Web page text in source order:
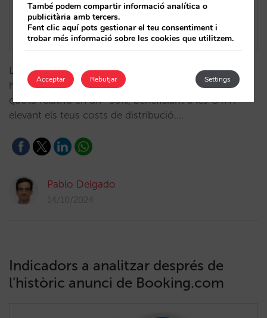
La DMA redueix en un 0,8% les reserves directes dels
hotels a la UE, amb Hotel Ads disminuint la seva
quota relativa en un -33%, beneficiant a les OTA i
elevant els teus costs de distribució.…
Pablo Delgado
14/10/2024
Indicadors a analitzar després de
l’històric anunci de Booking.com
També podem compartir informació analítica o
publicitària amb tercers.
Fent clic aquí pots gestionar el teu consentiment i
trobar més informació sobre les cookies que utilitzem.
Acceptar Settings
Rebutjar